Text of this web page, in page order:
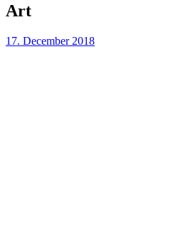
Art
17. December 2018